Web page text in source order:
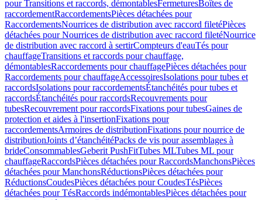
pour Transitions et raccords, démontablesFermeturesBoîtes de
raccordementRaccordementsPièces détachées pour
RaccordementsNourrices de distribution avec raccord filetéPièces
détachées pour Nourrices de distribution avec raccord filetéNourrice
de distribution avec raccord à sertirCompteurs d'eauTés pour
chauffageTransitions et raccords pour chauffage,
démontablesRaccordements pour chauffagePièces détachées pour
Raccordements pour chauffageAccessoiresIsolations pour tubes et
raccordsIsolations pour raccordementsÉtanchéités pour tubes et
raccordsÉtanchéités pour raccordsRecouvrements pour
tubesRecouvrement pour raccordsFixations pour tubesGaines de
protection et aides à l'insertionFixations pour
raccordementsArmoires de distributionFixations pour nourrice de
distributionJoints d’étanchéitéPacks de vis pour assemblages à
brideConsommablesGeberit PushFitTubes MLTubes ML pour
chauffageRaccordsPièces détachées pour RaccordsManchonsPièces
détachées pour ManchonsRéductionsPièces détachées pour
RéductionsCoudesPièces détachées pour CoudesTésPièces
détachées pour TésRaccords indémontablesPièces détachées pour